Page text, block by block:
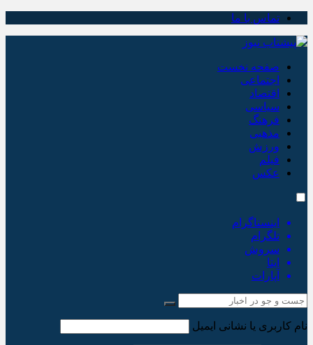
تماس با ما
صفحه نخست
اجتماعی
اقتصاد
سیاسی
فرهنگ
مذهبی
ورزش
فیلم
عکس
اینستاگرام
تلگرام
سروش
ایتا
آپارات
نام کاربری یا نشانی ایمیل